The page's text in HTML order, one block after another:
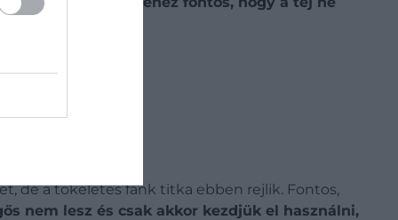
de a tökéletes fánk titka ebben rejlik. Fontos,
nem lesz és csak akkor kezdjük el használni,